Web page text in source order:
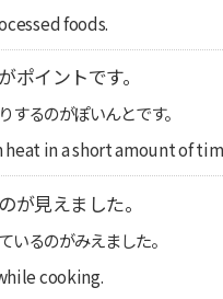
foods.
ポイントです。
るのがぽいんとです。
in a short amount of
が見えました。
いるのがみえました。
cooking.